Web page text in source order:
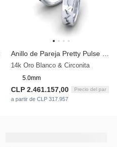
14k Oro Blanco & Circonita
5.0mm
CLP 2.461.157,00 Precio del par
a partir de CLP 317.957